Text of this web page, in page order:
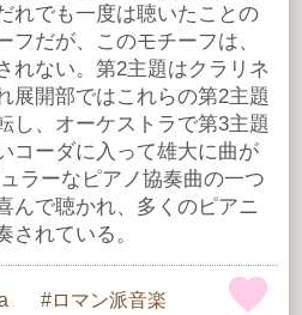
れでも一度は聴いたことの
フだが、このモチーフは、
れない。第2主題はクラリネ
展開部ではこれらの第2主題
し、オーケストラで第3主題
コーダに入って雄大に曲が
ラーなピアノ協奏曲の一つ
んで聴かれ、多くのピアニ
されている。
ロマン派音楽